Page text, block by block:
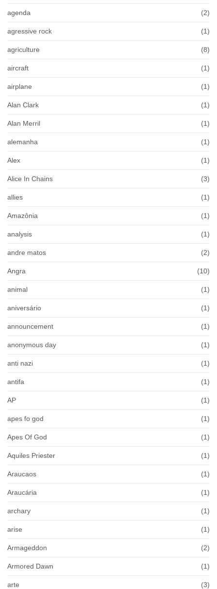
agenda (2)
agressive rock (1)
agriculture (8)
aircraft (1)
airplane (1)
Alan Clark (1)
Alan Merril (1)
alemanha (1)
Alex (1)
Alice In Chains (3)
allies (1)
Amazônia (1)
analysis (1)
andre matos (2)
Angra (10)
animal (1)
aniversário (1)
announcement (1)
anonymous day (1)
anti nazi (1)
antifa (1)
AP (1)
apes fo god (1)
Apes Of God (1)
Aquiles Priester (1)
Araucaos (1)
Araucária (1)
archary (1)
arise (1)
Armageddon (2)
Armored Dawn (1)
arte (3)